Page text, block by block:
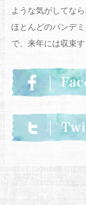
ような気がしてなら
ほとんどのパンデ
で、来年には収束